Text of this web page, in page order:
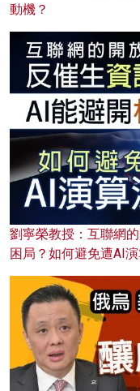
動機？
劉寧榮教授：互聯網
困局？如何避免遭AI